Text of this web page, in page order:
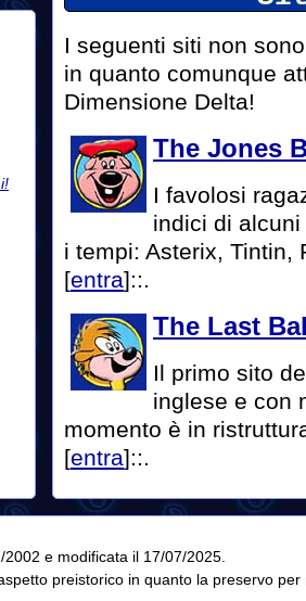
I seguenti siti non
in quanto comunque
Dimensione Delta!
The Jones
I favolosi
indici di
i tempi: Asterix,
[entra]::.
The Last
Il primo sito
inglese e con
momento è in
[entra]::.
e modificata il 17/07/2025.
preistorico in quanto la preservo per